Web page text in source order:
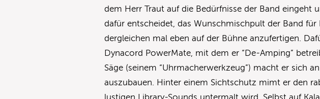
dem Herr Traut auf die Bedürfnisse der Band eingeht
dafür entscheidet, das Wunschmischpult der Band für
dergleichen mal eben auf der Bühne anzufertigen.
Dynacord PowerMate, mit dem er “De-Amping”
Säge (seinem “Uhrmacherwerkzeug”) macht er sich
auszubauen. Hinter einem Sichtschutz mimt er den